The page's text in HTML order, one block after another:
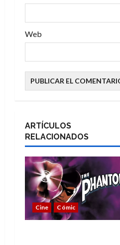
Web
ARTÍCULOS
RELACIONADOS
Cine Cómic